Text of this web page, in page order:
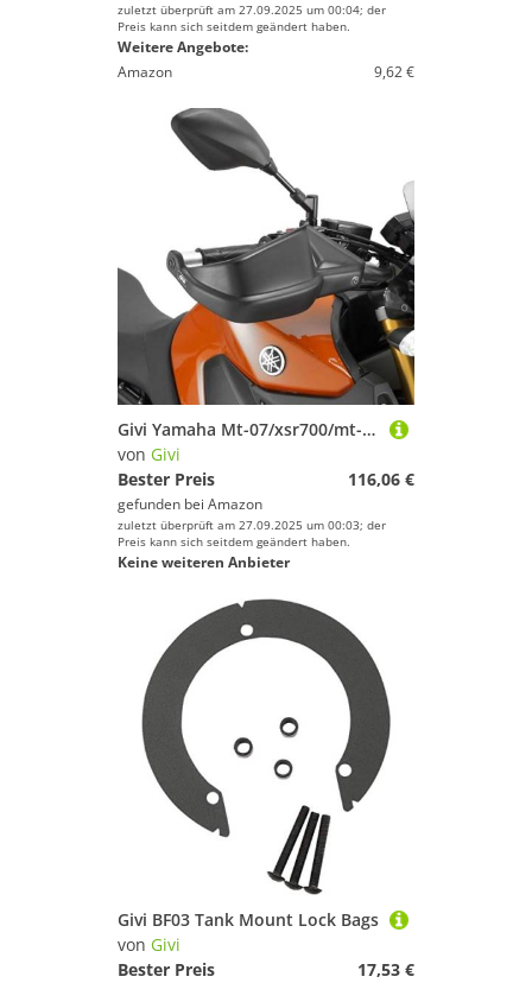
zuletzt überprüft am 27.09.2025 um 00:04; der
Preis kann sich seitdem geändert haben.
Weitere Angebote:
Amazon
9,62 €
Givi Yamaha Mt-07/xsr700/mt-09 Handguard One Size
von Givi
Bester Preis
116,06 €
gefunden bei Amazon
zuletzt überprüft am 27.09.2025 um 00:03; der
Preis kann sich seitdem geändert haben.
Keine weiteren Anbieter
Givi BF03 Tank Mount Lock Bags
von Givi
Bester Preis
17,53 €